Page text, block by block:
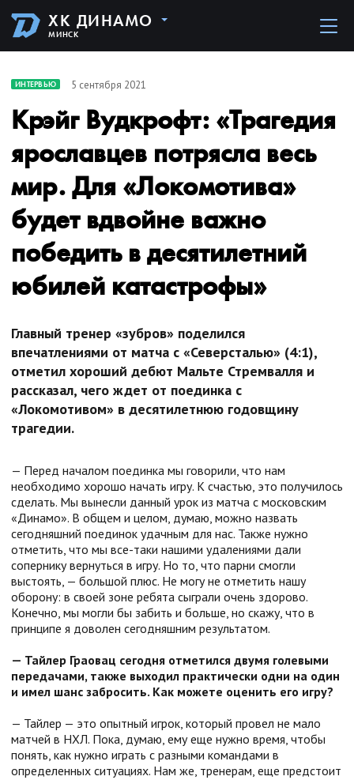
ХК ДИНАМО
МИНСК
ИНТЕРВЬЮ 5 сентября 2021
Крэйг Вудкрофт: «Трагедия
ярославцев потрясла весь
мир. Для «Локомотива»
будет вдвойне важно
победить в десятилетний
юбилей катастрофы»
Главный тренер «зубров» поделился
впечатлениями от матча с «Северсталью» (4:1),
отметил хороший дебют Мальте Стремвалля и
рассказал, чего ждет от поединка с
«Локомотивом» в десятилетнюю годовщину
трагедии.
— Перед началом поединка мы говорили, что нам
необходимо хорошо начать игру. К счастью, это получилось
сделать. Мы вынесли данный урок из матча с московским
«Динамо». В общем и целом, думаю, можно назвать
сегодняшний поединок удачным для нас. Также нужно
отметить, что мы все-таки нашими удалениями дали
сопернику вернуться в игру. Но то, что парни смогли
выстоять, — большой плюс. Не могу не отметить нашу
оборону: в своей зоне ребята сыграли очень здорово.
Конечно, мы могли бы забить и больше, но скажу, что в
принципе я доволен сегодняшним результатом.
— Тайлер Граовац сегодня отметился двумя голевыми
передачами, также выходил практически одни на один
и имел шанс забросить. Как можете оценить его игру?
— Тайлер — это опытный игрок, который провел не мало
матчей в НХЛ. Пока, думаю, ему еще нужно время, чтобы
понять, как нужно играть с разными командами в
определенных ситуациях. Нам же, тренерам, еще предстоит